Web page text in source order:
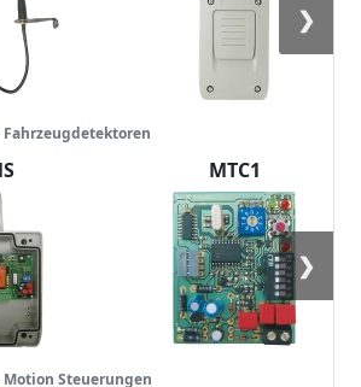
❯
MTC1
❯
Steuerungen